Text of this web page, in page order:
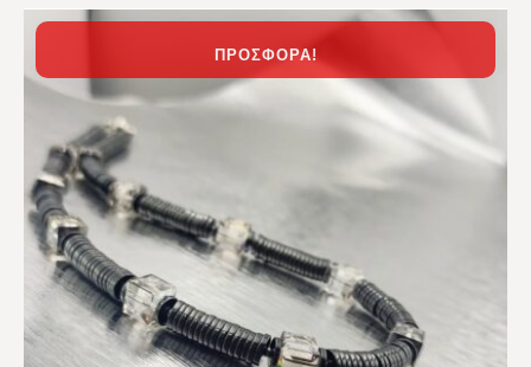
ΠΡΟΣΦΟΡΆ!